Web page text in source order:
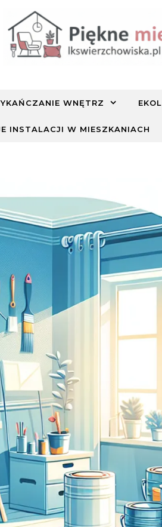
WNĘTRZ
INSTALACJI W MIESZKANIACH